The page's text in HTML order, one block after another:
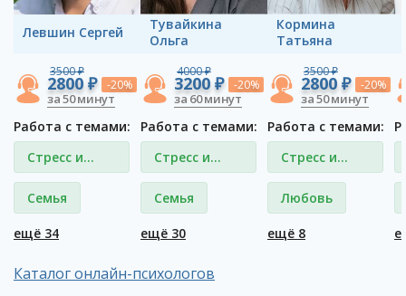
Левшин Сергей
3500 ₽
2800 ₽ -20%
за 50 минут
Работа с темами:
Стресс и
депрессия
Семья
ещё 34
Тувайкина
Ольга
4000 ₽
3200 ₽ -20%
за 60 минут
Работа с темами:
Стресс и
депрессия
Семья
ещё 30
Кормина
Татьяна
3500 ₽
2800 ₽ -20%
за 50 минут
Работа с темами:
Стресс и
депрессия
Любовь
ещё 8
Каталог онлайн-психологов